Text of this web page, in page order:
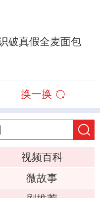
破真假全麦面包
换一换
视频百科
微故事